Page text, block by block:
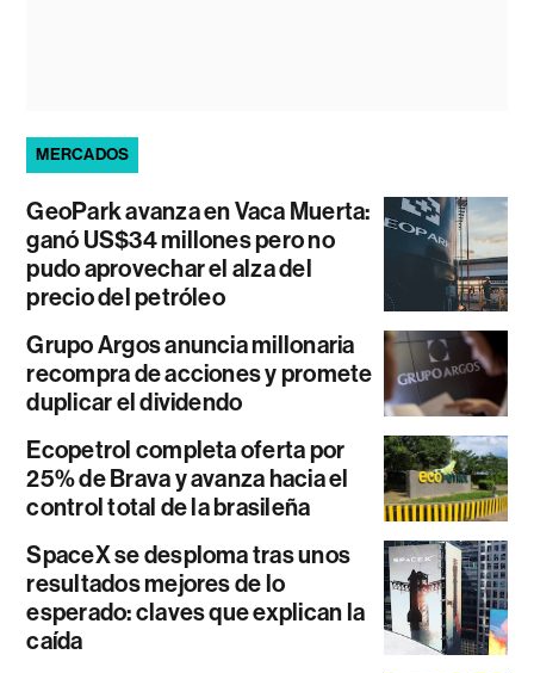
MERCADOS
GeoPark avanza en Vaca Muerta:
ganó US$34 millones pero no
pudo aprovechar el alza del
precio del petróleo
Grupo Argos anuncia millonaria
recompra de acciones y promete
duplicar el dividendo
Ecopetrol completa oferta por
25% de Brava y avanza hacia el
control total de la brasileña
SpaceX se desploma tras unos
resultados mejores de lo
esperado: claves que explican la
caída